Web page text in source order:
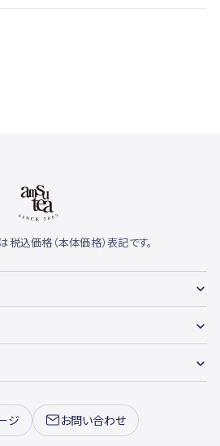
込価格（本体価格）表記です。
ジ お問い合わせ